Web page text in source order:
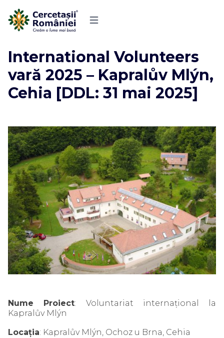
International Volunteers
vară 2025 – Kapralův Mlýn,
Cehia [DDL: 31 mai 2025]
Nume Proiect: Voluntariat internațional la
Kapralův Mlýn
Locația: Kapralův Mlýn, Ochoz u Brna, Cehia